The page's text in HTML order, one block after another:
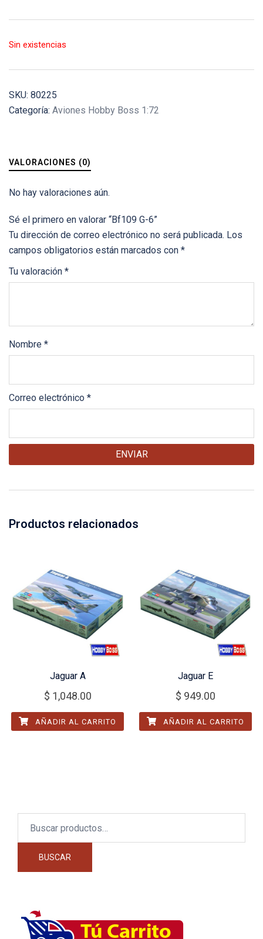
Sin existencias
SKU: 80225
Categoría: Aviones Hobby Boss 1:72
VALORACIONES (0)
No hay valoraciones aún.
Sé el primero en valorar “Bf109 G-6”
Tu dirección de correo electrónico no será publicada. Los
campos obligatorios están marcados con *
Tu valoración *
Nombre *
Correo electrónico *
Productos relacionados
Jaguar A
$ 1,048.00
AÑADIR AL CARRITO
Jaguar E
$ 949.00
AÑADIR AL CARRITO
BUSCAR